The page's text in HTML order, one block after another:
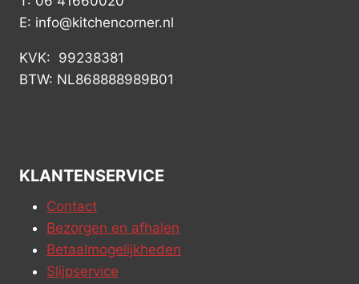
E: info@kitchencorner.nl
KVK: 99238381
BTW: NL868888989B01
KLANTENSERVICE
Contact
Bezorgen en afhalen
Betaalmogelijkheden
Slijpservice